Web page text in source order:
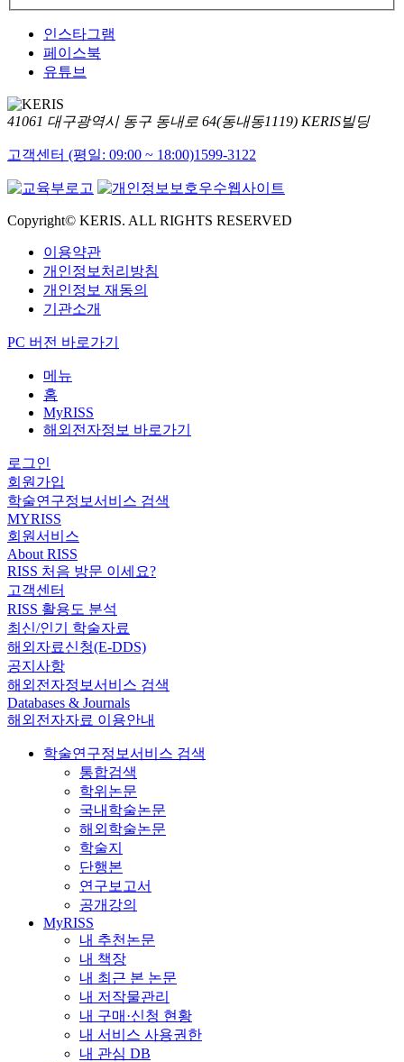
인스타그램
페이스북
유튜브
41061 대구광역시 동구 동내로 64(동내동1119) KERIS빌딩
고객센터 (평일: 09:00 ~ 18:00)1599-3122
Copyright© KERIS. ALL RIGHTS RESERVED
이용약관
개인정보처리방침
개인정보 재동의
기관소개
PC 버전 바로가기
메뉴
홈
MyRISS
해외전자정보 바로가기
로그인
회원가입
학술연구정보서비스 검색
MYRISS
회원서비스
About RISS
RISS 처음 방문 이세요?
고객센터
RISS 활용도 분석
최신/인기 학술자료
해외자료신청(E-DDS)
공지사항
해외전자정보서비스 검색
Databases & Journals
해외전자자료 이용안내
학술연구정보서비스 검색
통합검색
학위논문
국내학술논문
해외학술논문
학술지
단행본
연구보고서
공개강의
MyRISS
내 추천논문
내 책장
내 최근 본 논문
내 저작물관리
내 구매·신청 현황
내 서비스 사용권한
내 관심 DB